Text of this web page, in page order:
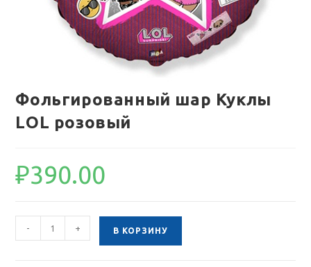
Фольгированный шар Куклы
LOL розовый
₽390.00
Количество
товара
- + В КОРЗИНУ